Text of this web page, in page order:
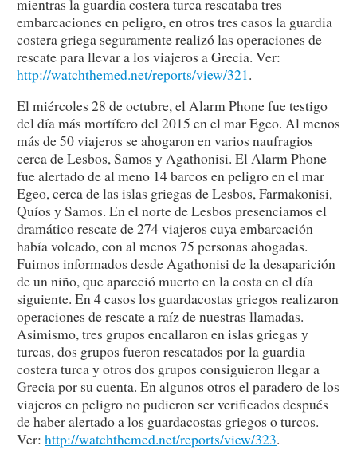
embarcaciones en peligro, en otros tres casos la guardia
costera griega seguramente realizó las operaciones de
rescate para llevar a los viajeros a Grecia. Ver:
http://watchthemed.net/reports/view/321.
El miércoles 28 de octubre, el Alarm Phone fue testigo
del día más mortífero del 2015 en el mar Egeo. Al menos
más de 50 viajeros se ahogaron en varios naufragios
cerca de Lesbos, Samos y Agathonisi. El Alarm Phone
fue alertado de al meno 14 barcos en peligro en el mar
Egeo, cerca de las islas griegas de Lesbos, Farmakonisi,
Quíos y Samos. En el norte de Lesbos presenciamos el
dramático rescate de 274 viajeros cuya embarcación
había volcado, con al menos 75 personas ahogadas.
Fuimos informados desde Agathonisi de la desaparición
de un niño, que apareció muerto en la costa en el día
siguiente. En 4 casos los guardacostas griegos realizaron
operaciones de rescate a raíz de nuestras llamadas.
Asimismo, tres grupos encallaron en islas griegas y
turcas, dos grupos fueron rescatados por la guardia
costera turca y otros dos grupos consiguieron llegar a
Grecia por su cuenta. En algunos otros el paradero de los
viajeros en peligro no pudieron ser verificados después
de haber alertado a los guardacostas griegos o turcos.
Ver: http://watchthemed.net/reports/view/323.